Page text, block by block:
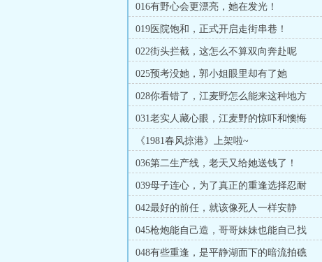
016有野心会更漂亮，她在发光！
019医院饱和，正式开启走街串巷！
022街头拦截，这怎么不算双向奔赴呢
025预考没她，郭小姐眼里却有了她
028你看错了，江麦野怎么能来这种地方
031老实人藏心眼，江麦野的惊吓和懊悔
《1981春风掠港》上架啦~
036第二生产线，老天又给她送钱了！
039母子连心，为了真正的重逢选择忍耐
042最好的前任，就该像死人一样安静
045枪炮能自己造，哥哥妹妹也能自己找
048有些重逢，是平静湖面下的暗流拍礁